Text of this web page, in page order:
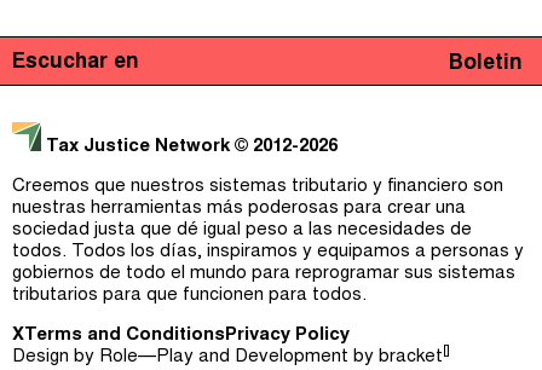
Escuchar en Boletin
Tax Justice Network © 2012-2026
Creemos que nuestros sistemas tributario y financiero son
nuestras herramientas más poderosas para crear una
sociedad justa que dé igual peso a las necesidades de
todos. Todos los días, inspiramos y equipamos a personas y
gobiernos de todo el mundo para reprogramar sus sistemas
tributarios para que funcionen para todos.
X Terms and ConditionsPrivacy Policy
Design by Role—Play and Development by bracket